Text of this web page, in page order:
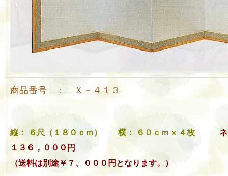
商品番号 ： Ｘ－４１３
縦： ６尺（１８０ｃｍ） 横： ６０ｃｍ × ４枚
１３６，０００円
（送料は別途￥７、０００円となります。）